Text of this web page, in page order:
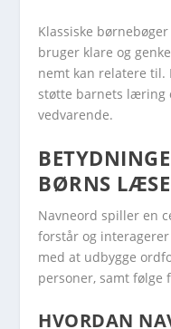
Klassiske
bruger klare og
nemt kan relatere
støtte barnets læring
vedvarende.
BØRNS
Navneord spiller en
forstår og
med at udbygge
personer, samt
HVORDAN